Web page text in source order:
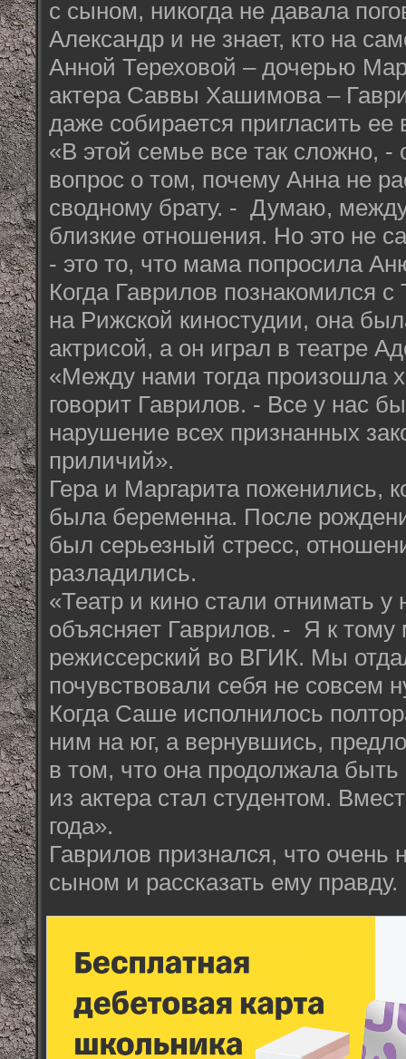
с сыном, никогда не давала
Александр и не знает, кто на
Анной Тереховой – дочерью
актера Саввы Хашимова –
даже собирается пригласить
«В этой семье все так сложно, -
вопрос о том, почему Анна не
сводному брату. - Думаю,
близкие отношения. Но это не
- это то, что мама попросила
Когда Гаврилов познакомился
на Рижской киностудии, она
актрисой, а он играл в театре
«Между нами тогда произошла
говорит Гаврилов. - Все у нас
нарушение всех признанных
приличий».
Гера и Маргарита поженились,
была беременна. После
был серьезный стресс,
разладились.
«Театр и кино стали отнимать
объясняет Гаврилов. - Я к тому
режиссерский во ВГИК. Мы
почувствовали себя не совсем
Когда Саше исполнилось
ним на юг, а вернувшись,
в том, что она продолжала
из актера стал студентом.
года».
Гаврилов признался, что очень
сыном и рассказать ему правду.